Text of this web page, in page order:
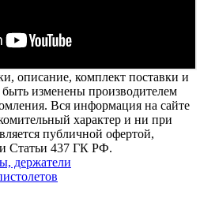
описание, комплект поставки и
быть изменены производителем
Вся информация на сайте
характер и ни при
публичной офертой,
Статьи 437 ГК РФ.
держатели